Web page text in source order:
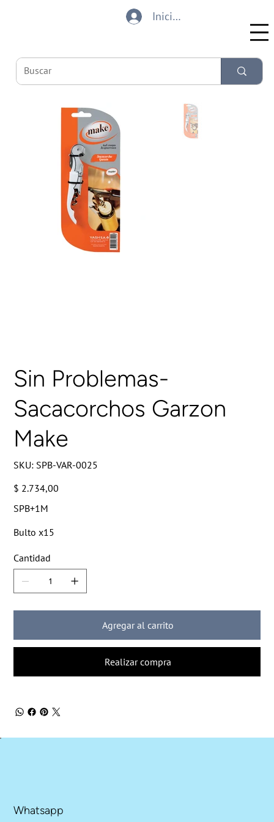
Iniciar sesión
Sin Problemas-
Sacacorchos Garzon
Make
SKU: SKU
SPB-
SPB-VAR-0025
Precio
$ 2.734,00
SPB+1M
Bulto x15
Cantidad
Agregar al carrito
Realizar compra
Whatsapp